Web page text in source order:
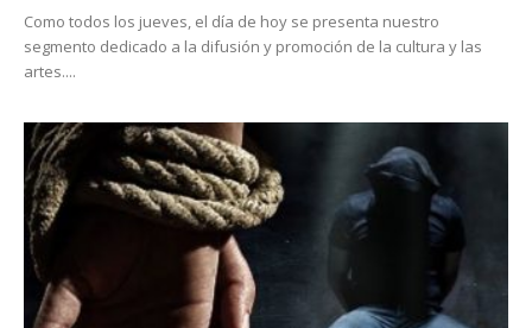
Como todos los jueves, el día de hoy se presenta nuestro
segmento dedicado a la difusión y promoción de la cultura y las
artes....